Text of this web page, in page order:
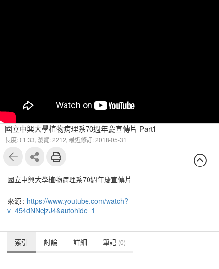
國立中興大學植物病理系70週年慶宣傳片 Part1
長度: 01:33, 瀏覽: 2212, 最近修訂: 2018-05-31
國立中興大學植物病理系70週年慶宣傳片
來源 : https://www.youtube.com/watch?
v=454dNNejzJ4&autohide=1
索引 討論 詳細 筆記 (0)